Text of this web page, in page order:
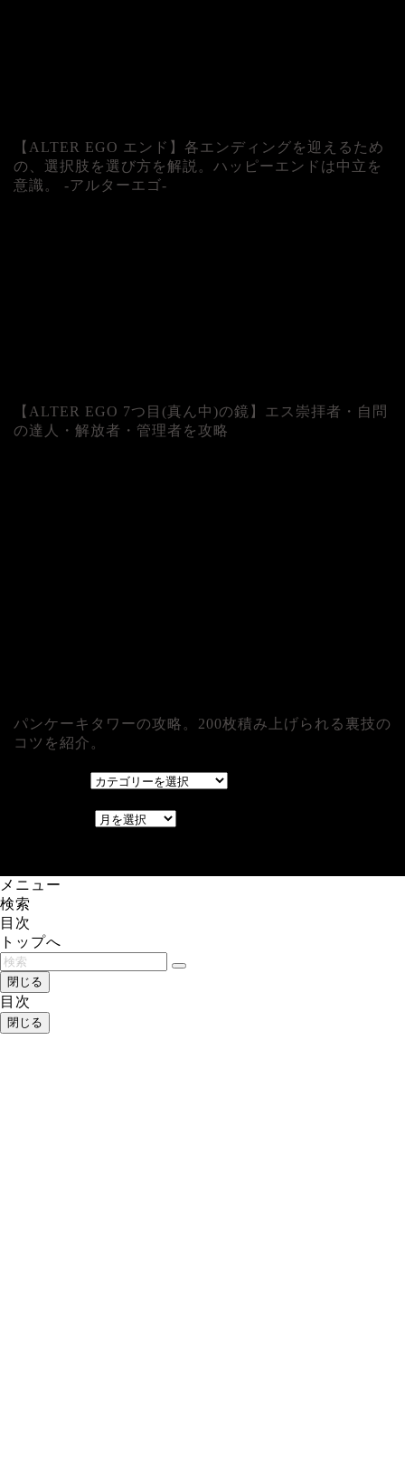
【ALTER EGO エンド】各エンディングを迎えるため
の、選択肢を選び方を解説。ハッピーエンドは中立を
意識。 -アルターエゴ-
【ALTER EGO 7つ目(真ん中)の鏡】エス崇拝者・自問
の達人・解放者・管理者を攻略
パンケーキタワーの攻略。200枚積み上げられる裏技の
コツを紹介。
メニュー
検索
目次
トップへ
閉じる
目次
閉じる